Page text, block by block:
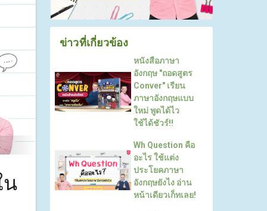
น
ข่าวที่เกี่ยวข้อง
หนังสือภาษา
อังกฤษ "ถอดสูตร
Conver" เรียน
ภาษาอังกฤษแบบ
ใหม่ พูดได้ไว
ใช้ได้ชัวร์!!
Wh Question คือ
อะไร ใช้แต่ง
ประโยคภาษา
อังกฤษยังไง อ่าน
หน้าเดียวเก็ทเลย!